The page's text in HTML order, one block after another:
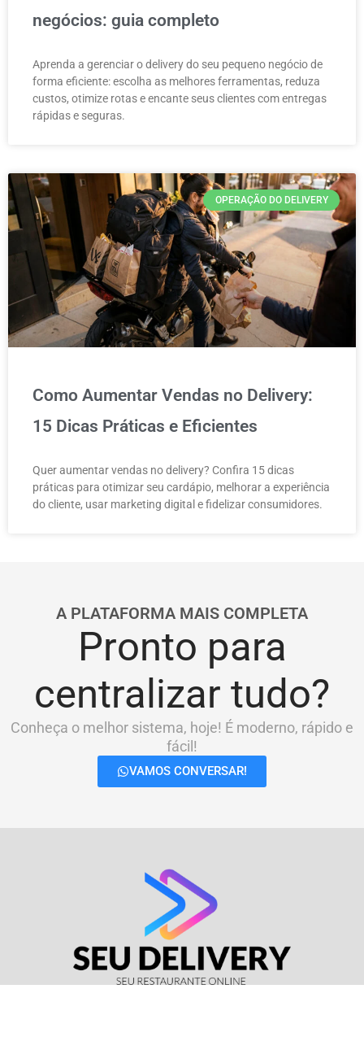
negócios: guia completo
Aprenda a gerenciar o delivery do seu pequeno negócio de
forma eficiente: escolha as melhores ferramentas, reduza
custos, otimize rotas e encante seus clientes com entregas
rápidas e seguras.
OPERAÇÃO DO DELIVERY
Como Aumentar Vendas no Delivery:
15 Dicas Práticas e Eficientes
Quer aumentar vendas no delivery? Confira 15 dicas
práticas para otimizar seu cardápio, melhorar a experiência
do cliente, usar marketing digital e fidelizar consumidores.
A PLATAFORMA MAIS COMPLETA
Pronto para
centralizar tudo?
Conheça o melhor sistema, hoje! É moderno, rápido e
fácil!
VAMOS CONVERSAR!